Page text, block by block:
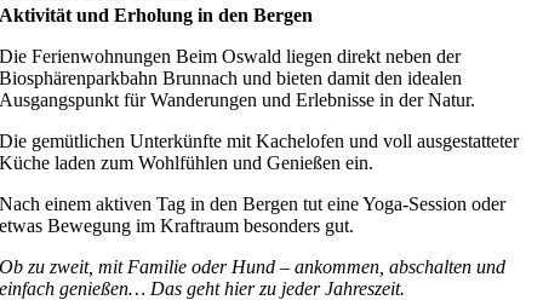
Aktivität und Erholung in den Bergen
Die Ferienwohnungen Beim Oswald liegen direkt neben der
Biosphärenparkbahn Brunnach und bieten damit den idealen
Ausgangspunkt für Wanderungen und Erlebnisse in der Natur.
Die gemütlichen Unterkünfte mit Kachelofen und voll ausgestatteter
Küche laden zum Wohlfühlen und Genießen ein.
Nach einem aktiven Tag in den Bergen tut eine Yoga-Session oder
etwas Bewegung im Kraftraum besonders gut.
Ob zu zweit, mit Familie oder Hund – ankommen, abschalten und
einfach genießen… Das geht hier zu jeder Jahreszeit.